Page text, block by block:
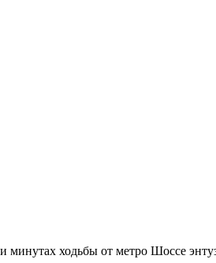
ходьбы от метро Шоссе